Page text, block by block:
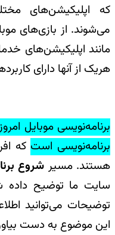
که اپلیکیشن‌های
می‌شوند. از بازی‌های
مانند اپلیکیشن‌های
هریک از آنها دارای
برنامه‌نویسی موبایل
برنامه‌نویسی است که
هستند. مسیر شروع
سایت ما توضیح داده
توضیحات می‌توانید
این موضوع به دست